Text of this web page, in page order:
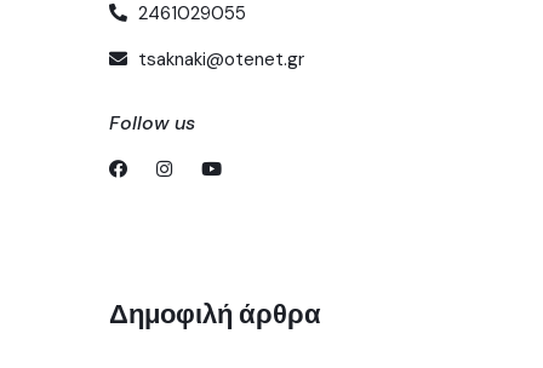
2461029055
tsaknaki@otenet.gr
Follow us
Δημοφιλή άρθρα